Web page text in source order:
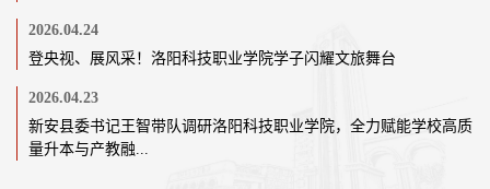
2026.04.24
登央视、展风采！洛阳科技职业学院学子闪耀文旅舞台
2026.04.23
新安县委书记王智带队调研洛阳科技职业学院，全力赋能学校高质
量升本与产教融...